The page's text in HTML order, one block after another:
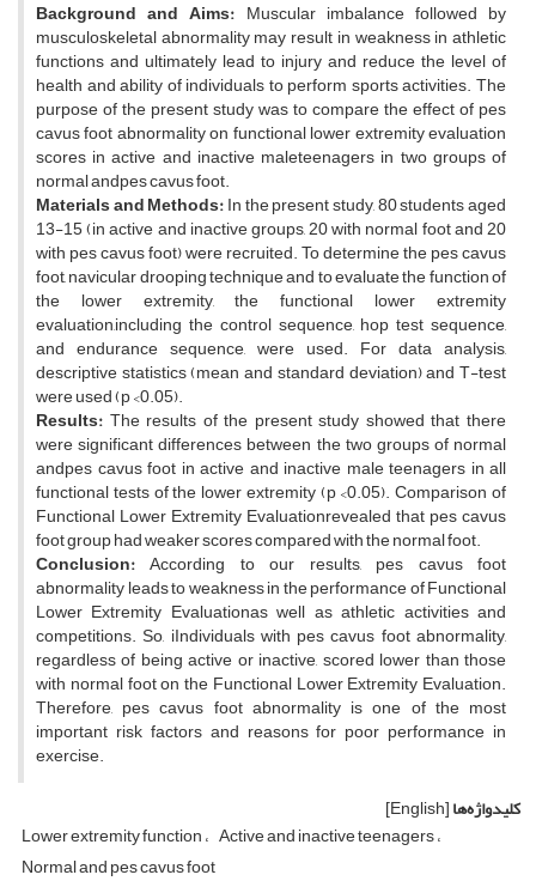
Background and Aims: Muscular imbalance followed by
musculoskeletal abnormality may result in weakness in athletic
functions and ultimately lead to injury and reduce the level of
health and ability of individuals to perform sports activities. The
purpose of the present study was to compare the effect of pes
cavus foot abnormality on functional lower extremity evaluation
scores in active and inactive maleteenagers in two groups of
normal andpes cavus foot.
Materials and Methods:In the present study, 80 students aged
13-15 (in active and inactive groups, 20 with normal foot and 20
with pes cavus foot) were recruited. To determine the pes cavus
foot, navicular drooping technique and to evaluate the function of
the lower extremity, the functional lower extremity
evaluation,including the control sequence, hop test sequence,
and endurance sequence, were used. For data analysis,
descriptive statistics (mean and standard deviation) and T-test
were used (p <0.05).
Results: The results of the present study showed that there
were significant differences between the two groups of normal
andpes cavus foot in active and inactive male teenagers in all
functional tests of the lower extremity (p <0.05). Comparison of
Functional Lower Extremity Evaluationrevealed that pes cavus
foot group had weaker scores compared with the normal foot.
Conclusion: According to our results, pes cavus foot
abnormality leads to weakness in the performance of Functional
Lower Extremity Evaluationas well as athletic activities and
competitions. So, iIndividuals with pes cavus foot abnormality,
regardless of being active or inactive, scored lower than those
with normal foot on the Functional Lower Extremity Evaluation.
Therefore, pes cavus foot abnormality is one of the most
important risk factors and reasons for poor performance in
exercise.
کلیدواژه‌ها[English]
Lower extremity function Active and inactive teenagers
Normal and pes cavus foot